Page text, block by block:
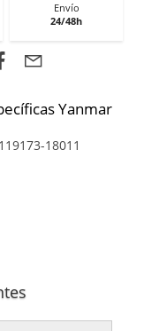
Envío
24/48h
Yanmar
119173-18011